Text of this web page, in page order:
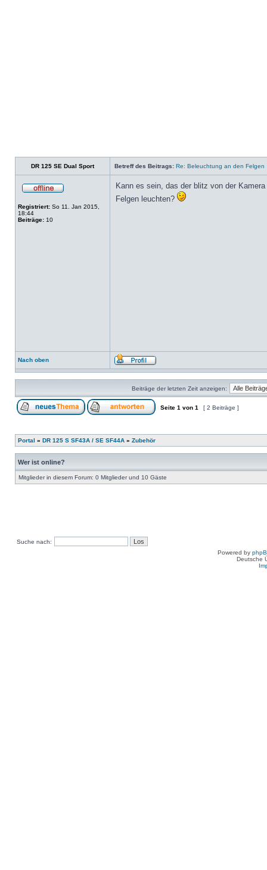
DR 125 SE Dual Sport Betreff des Beitrags: Re: Beleuchtung an den Felgen
Registriert: So 11. Jan 2015,
18:44
Beiträge: 10
Kann es sein, das der blitz von der
Felgen leuchten?
Nach oben
Beiträge der letzten Zeit anzeigen:
Seite 1 von 1 [ 2 Beiträge ]
Portal » DR 125 S SF43A / SE SF44A » Zubehör
Wer ist online?
Mitglieder in diesem Forum: 0 Mitglieder und 10 Gäste
Suche nach:
Powered by
Deutsche